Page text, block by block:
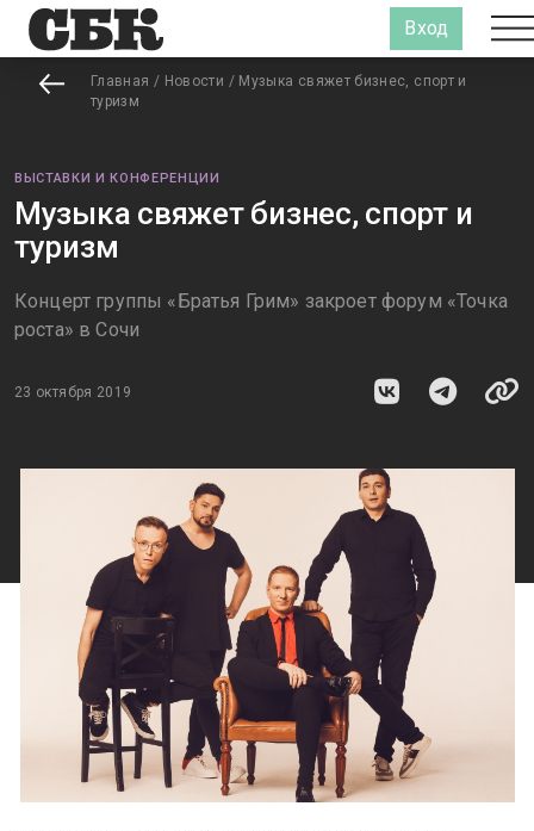
Вход
Главная / Новости / Музыка свяжет бизнес, спорт и
туризм
ВЫСТАВКИ И КОНФЕРЕНЦИИ
Музыка свяжет бизнес, спорт и
туризм
Концерт группы «Братья Грим» закроет форум «Точка
роста» в Сочи
23 октября 2019